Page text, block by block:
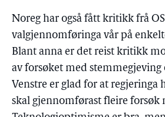
Noreg har også fått kritikk frå
valgjennomføringa vår på
Blant anna er det reist kritikk
av forsøket med
Venstre er glad for at regjeringa
skal gjennomførast fleire forsøk